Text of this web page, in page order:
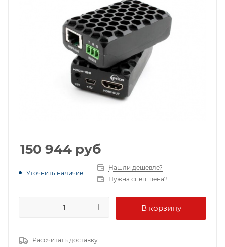
150 944 руб
Уточнить наличие
Нашли дешевле?
Нужна спец. цена?
В корзину
Рассчитать доставку